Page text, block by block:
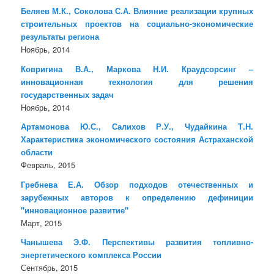
Беляев М.К., Соколова С.А. Влияние реализации крупных
строительных проектов на социально-экономические
результаты региона
Ноябрь, 2014
Ковригина В.А., Маркова Н.И. Краудсорсинг –
инновационная технология для решения
государственных задач
Ноябрь, 2014
Артамонова Ю.С., Салихов Р.У., Чудайкина Т.Н.
Характеристика экономического состояния Астраханской
области
Февраль, 2015
Гребнева Е.А. Обзор подходов отечественных и
зарубежных авторов к определению дефиниции
"инновационное развитие"
Март, 2015
Чанышева Э.Ф. Перспективы развития топливно-
энергетического комплекса России
Сентябрь, 2015